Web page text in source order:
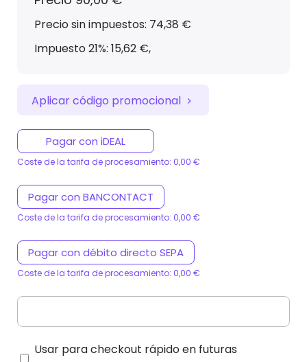
Precio sin impuestos: 74,38 €
Impuesto 21%: 15,62 €,
Aplicar código promocional
Pagar con iDEAL
Coste de la tarifa de procesamiento: 0,00 €
Pagar con BANCONTACT
Coste de la tarifa de procesamiento: 0,00 €
Pagar con débito directo SEPA
Coste de la tarifa de procesamiento: 0,00 €
Usar para checkout rápido en futuras